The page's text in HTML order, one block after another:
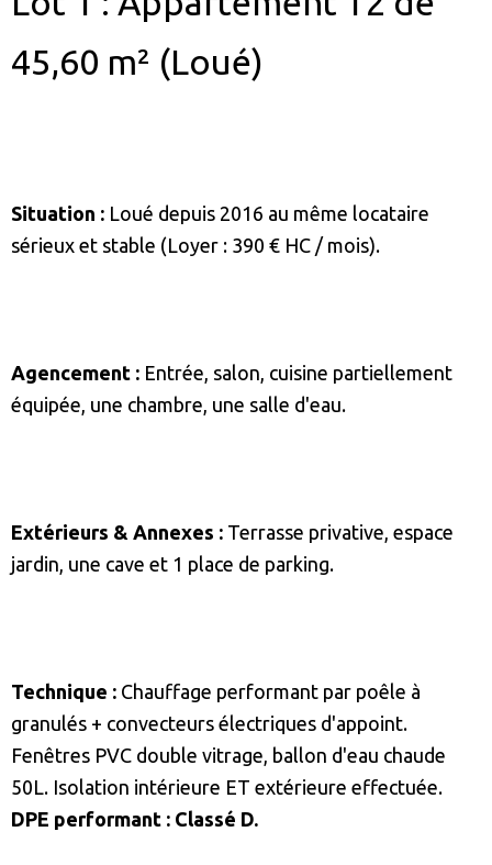
45,60 m² (Loué)
Situation : Loué depuis 2016 au même locataire
sérieux et stable (Loyer : 390 € HC / mois).
Agencement : Entrée, salon, cuisine partiellement
équipée, une chambre, une salle d'eau.
Extérieurs & Annexes : Terrasse privative, espace
jardin, une cave et 1 place de parking.
Technique : Chauffage performant par poêle à
granulés + convecteurs électriques d'appoint.
Fenêtres PVC double vitrage, ballon d'eau chaude
50L. Isolation intérieure ET extérieure effectuée.
DPE performant : Classé D.